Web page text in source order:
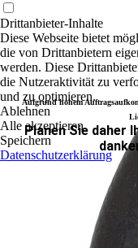
Aufgrund hohem
Planen Sie daher
Drittanbieter-Inhalte
Diese Webseite bietet
die von Drittanbietern
werden. Diese
die Nutzeraktivität zu
und zu optimieren.
Ablehnen
Alle akzeptieren
Speichern
Datenschutzerklärung